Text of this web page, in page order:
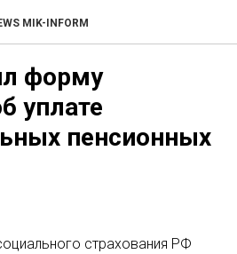
MIK-INFORM
форму
уплате
пенсионных
страхования РФ